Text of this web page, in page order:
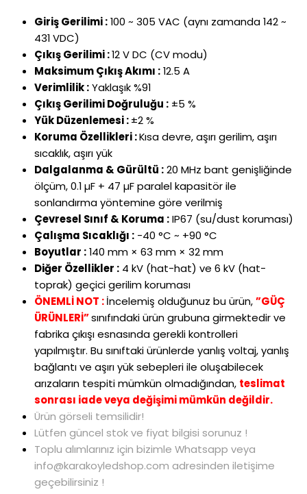
Giriş Gerilimi: 100 ~ 305 VAC (aynı zamanda 142 ~
431 VDC)
Çıkış Gerilimi:12 V DC (CV modu)
MaksimumÇıkış Akımı : 12.5 A
Verimlilik: Yaklaşık %91
Çıkış Gerilimi Doğruluğu : ±5 %
Yük Düzenlemesi:±2 %
Koruma Özellikleri:Kısa devre, aşırı gerilim, aşırı
sıcaklık, aşırı yük
Dalgalanma & Gürültü : 20 MHz bant genişliğinde
ölçüm, 0.1 µF + 47 µF paralel kapasitör ile
sonlandırma yöntemine göre verilmiş
Çevresel Sınıf & Koruma : IP67 (su/dust koruması)
Çalışma Sıcaklığı : -40 °C ~ +90 °C
Boyutlar : 140 mm × 63 mm × 32 mm
Diğer Özellikler : 4 kV (hat-hat) ve 6 kV (hat-
toprak) geçici gerilim koruması
ÖNEMLİ NOT : İncelemiş olduğunuz bu ürün,”GÜÇ
ÜRÜNLERİ”sınıfındaki ürün grubuna girmektedir ve
fabrika çıkışı esnasında gerekli kontrolleri
yapılmıştır. Bu sınıftaki ürünlerde yanlış voltaj, yanlış
bağlantı ve aşırı yük sebepleri ile oluşabilecek
arızaların tespiti mümkün olmadığından, teslimat
sonrası iade veya değişimi mümkün değildir.
Ürün görseli temsilidir!
Lütfen güncel stok ve fiyat bilgisi sorunuz !
Toplu alımlarınız için bizimle Whatsapp veya
info@karakoyledshop.com adresinden iletişime
geçebilirsiniz !